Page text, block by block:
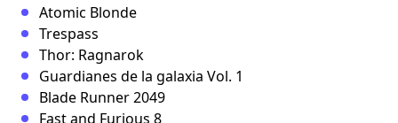
Atomic Blonde
Trespass
Thor: Ragnarok
Guardianes de la galaxia Vol. 1
Blade Runner 2049
Fast and Furious 8